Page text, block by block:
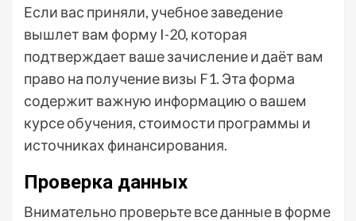
Если вас приняли, учебное заведение
вышлет вам форму I-20, которая
подтверждает ваше зачисление и даёт вам
право на получение визы F1. Эта форма
содержит важную информацию о вашем
курсе обучения, стоимости программы и
источниках финансирования.
Проверка данных
Внимательно проверьте все данные в форме